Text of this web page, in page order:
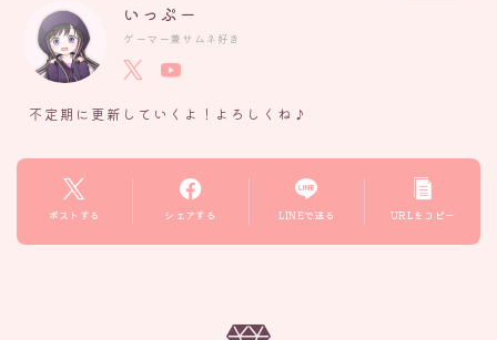
いっぷー
ゲーマー兼サムネ好き
不定期に更新していくよ！よろしくね♪
ポストする シェアする LINEで送る URLをコピー